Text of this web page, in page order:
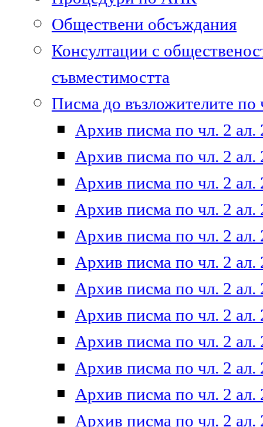
Обществени обсъждания
Консултации с
съвместимостта
Писма до възложителите по
Архив писма по чл. 2 ал.
Архив писма по чл. 2 ал.
Архив писма по чл. 2 ал.
Архив писма по чл. 2 ал.
Архив писма по чл. 2 ал.
Архив писма по чл. 2 ал.
Архив писма по чл. 2 ал.
Архив писма по чл. 2 ал.
Архив писма по чл. 2 ал.
Архив писма по чл. 2 ал.
Архив писма по чл. 2 ал.
Архив писма по чл. 2 ал.